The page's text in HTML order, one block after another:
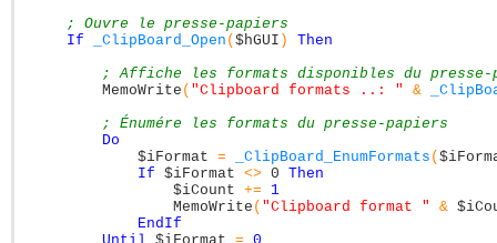
; Ouvre le presse-papiers
If
_ClipBoard_Open ( $hGUI )
Then
; Affiche les formats disponibles du presse-
MemoWrite ( "Clipboard formats ..: " &
; Énumére les formats du presse-papiers
Do
$iFormat = _ClipBoard_EnumFormats (
If $iFormat <> 0 Then
$iCount +=
1
MemoWrite ( "Clipboard format " &
EndIf